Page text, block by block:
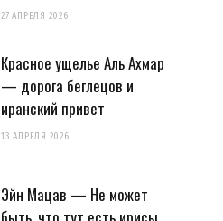
27 АПРЕЛЯ 2026
Красное ущелье Аль Ахмар
— дорога беглецов и
иранский привет
13 АПРЕЛЯ 2026
Эйн Мацав — Не может